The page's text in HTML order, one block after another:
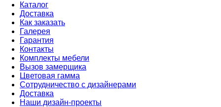
Каталог
Доставка
Как заказать
Галерея
Гарантия
Контакты
Комплекты мебели
Вызов замерщика
Цветовая гамма
Сотрудничество с дизайнерами
Доставка
Наши дизайн-проекты